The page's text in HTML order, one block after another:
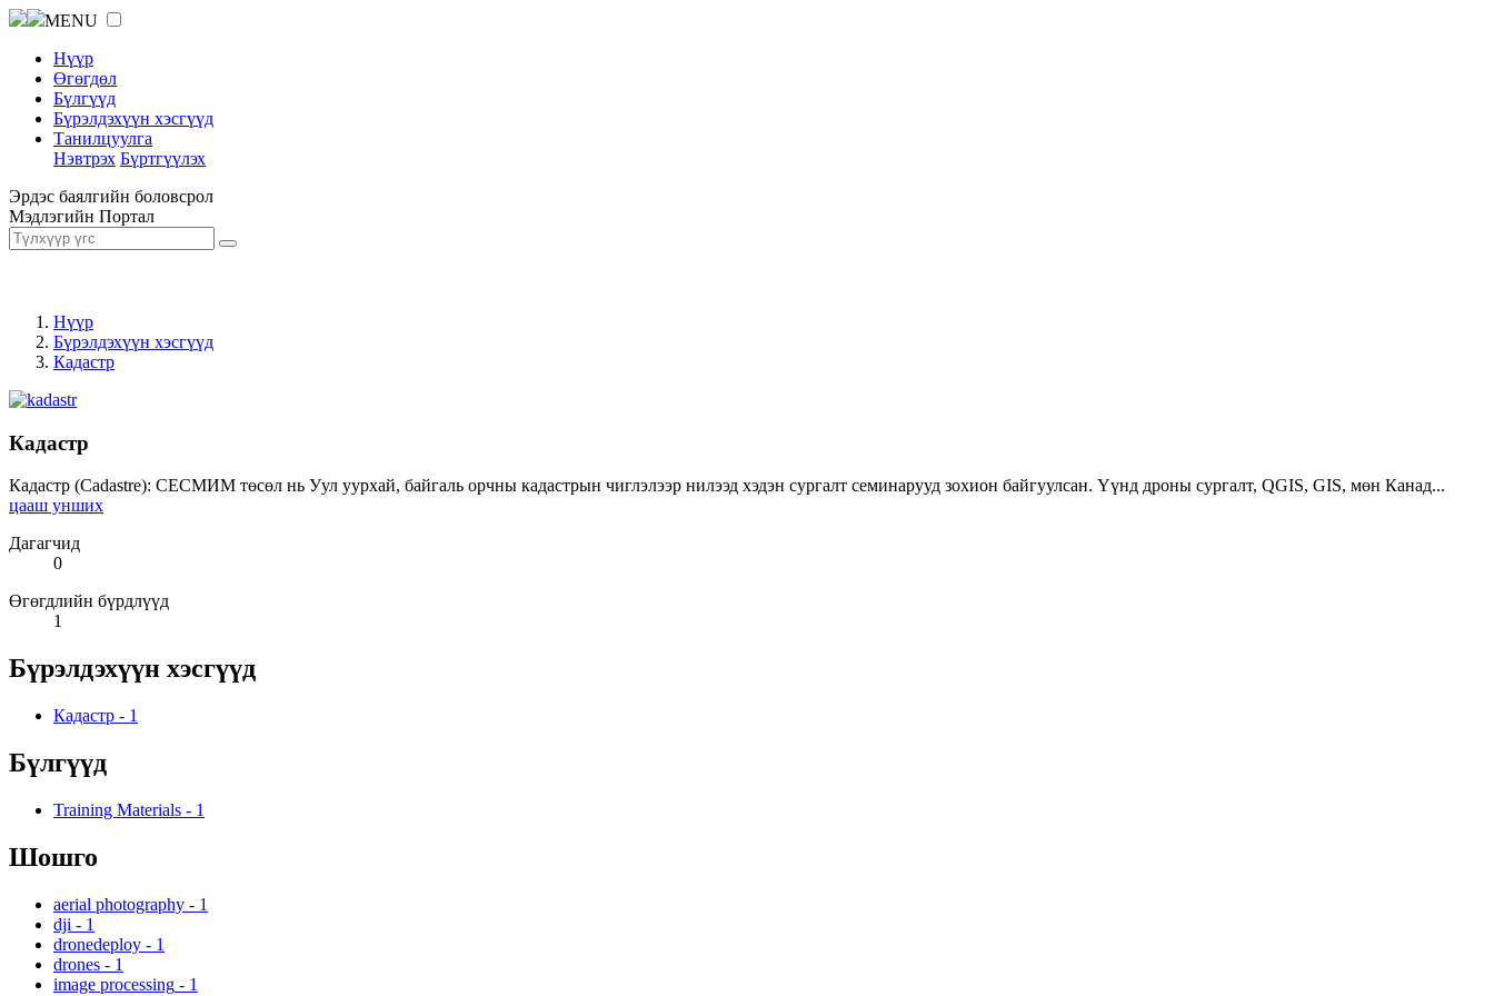
MENU
Нүүр
Өгөгдөл
Бүлгүүд
Бүрэлдэхүүн хэсгүүд
Танилцуулга
Нэвтрэх Бүртгүүлэх
Эрдэс баялгийн боловсрол
Мэдлэгийн Портал
Нүүр
Бүрэлдэхүүн хэсгүүд
Кадастр
Кадастр
Кадастр (Cadastre): СЕСМИМ төсөл нь Уул уурхай, байгаль орчны кадастрын чиглэлээр нилээд хэдэн сургалт семинарууд зохион байгуулсан. Үүнд дроны сургалт, QGIS, GIS, мөн Канад...
цааш унших
Дагагчид
0
Өгөгдлийн бүрдлүүд
1
Бүрэлдэхүүн хэсгүүд
Кадастр - 1
Бүлгүүд
Training Materials - 1
Шошго
aerial photography - 1
dji - 1
dronedeploy - 1
drones - 1
image processing - 1